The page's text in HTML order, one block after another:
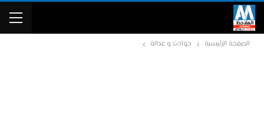
الصفحة الرئيسية حوادث و عدالة